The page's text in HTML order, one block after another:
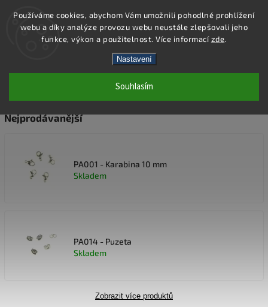
Používáme cookies, abychom Vám umožnili pohodlné prohlížení
webu a díky analýze provozu webu neustále zlepšovali jeho
funkce, výkon a použitelnost. Více informacízde.
Nastavení
Souhlasím
Hledat
OCELOVÉ KOMPONENTY
Nejprodávanější
PA001 - Karabina 10 mm
Skladem
PA014 - Puzeta
Skladem
Zobrazit více produktů